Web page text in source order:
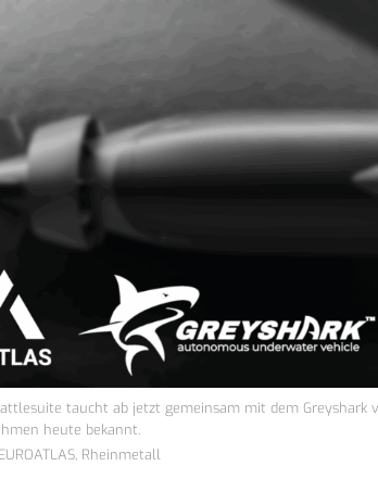
taucht ab jetzt gemeinsam mit dem Greyshark
heute bekannt.
Rheinmetall